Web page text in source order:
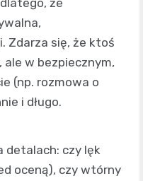
Zdarza się, że ktoś
ale w bezpiecznym,
(np. rozmowa o
i długo.
detalach: czy lęk
oceną), czy wtórny